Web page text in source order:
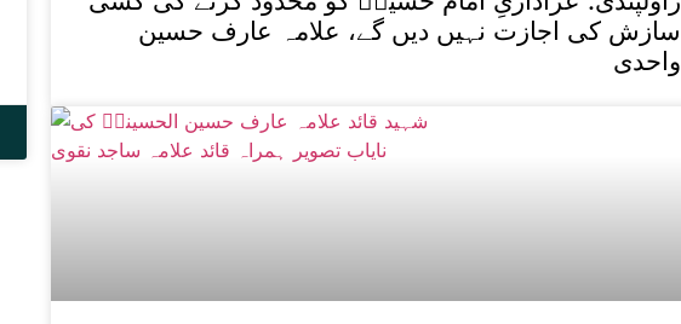
سازش کی اجازت نہیں دیں گے، علامہ عارف حسین
واحدی